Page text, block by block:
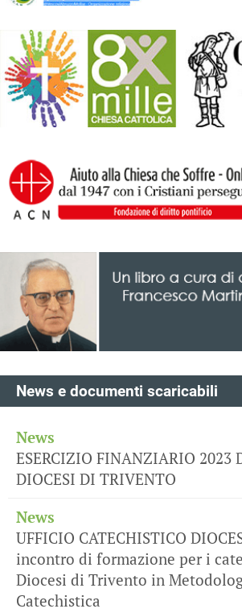
News e documenti scaricabili
News
ESERCIZIO FINANZIARIO 2023
DIOCESI DI TRIVENTO
News
UFFICIO CATECHISTICO
incontro di formazione per i
Diocesi di Trivento in
Catechistica